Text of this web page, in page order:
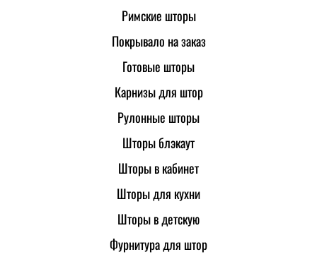
Римские шторы
Покрывало на заказ
Готовые шторы
Карнизы для штор
Рулонные шторы
Шторы блэкаут
Шторы в кабинет
Шторы для кухни
Шторы в детскую
Фурнитура для штор